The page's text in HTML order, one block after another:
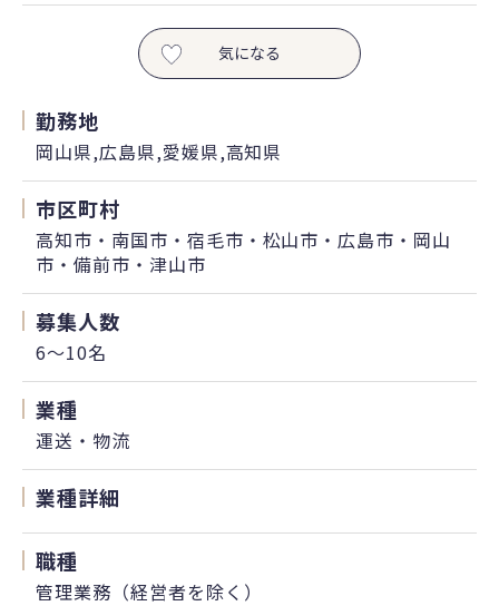
気になる
勤務地
岡山県,広島県,愛媛県,高知県
市区町村
高知市・南国市・宿毛市・松山市・広島市・岡山
市・備前市・津山市
募集人数
6～10名
業種
運送・物流
業種詳細
職種
管理業務（経営者を除く）